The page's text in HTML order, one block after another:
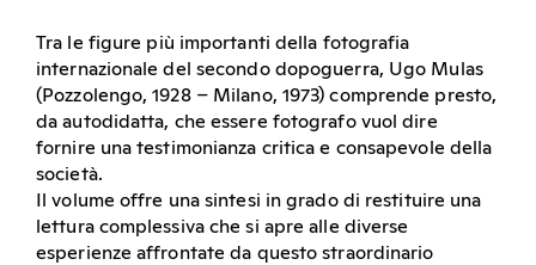
Tra le figure più importanti della fotografia
internazionale del secondo dopoguerra, Ugo Mulas
(Pozzolengo, 1928 – Milano, 1973) comprende presto,
da autodidatta, che essere fotografo vuol dire
fornire una testimonianza critica e consapevole della
società.
Il volume offre una sintesi in grado di restituire una
lettura complessiva che si apre alle diverse
esperienze affrontate da questo straordinario